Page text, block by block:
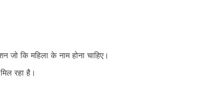
कि महिला के नाम होना चाहिए।
रहा है।